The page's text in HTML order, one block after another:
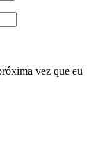
vez que eu